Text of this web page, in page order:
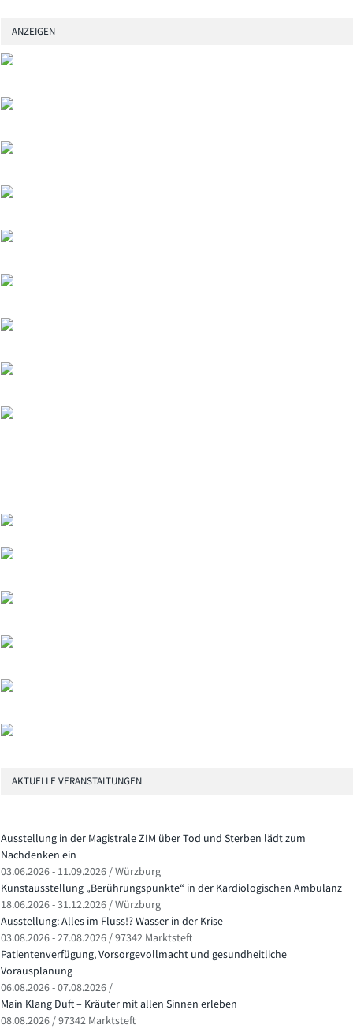
ANZEIGEN
AKTUELLE VERANSTALTUNGEN
Ausstellung in der Magistrale ZIM über Tod und Sterben lädt zum
Nachdenken ein
03.06.2026 - 11.09.2026 / Würzburg
Kunstausstellung „Berührungspunkte“ in der Kardiologischen Ambulanz
18.06.2026 - 31.12.2026 / Würzburg
Ausstellung: Alles im Fluss!? Wasser in der Krise
03.08.2026 - 27.08.2026 / 97342 Marktsteft
Patientenverfügung, Vorsorgevollmacht und gesundheitliche
Vorausplanung
06.08.2026 - 07.08.2026 /
Main Klang Duft – Kräuter mit allen Sinnen erleben
08.08.2026 / 97342 Marktsteft